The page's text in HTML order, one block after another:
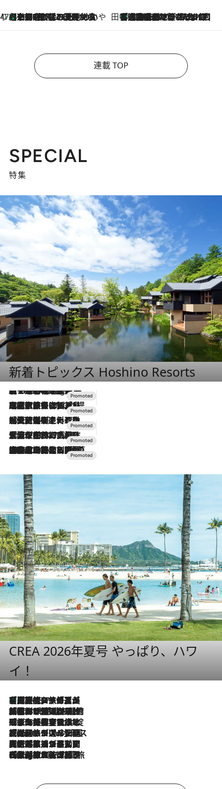
47都道府県の手みやげ ひんやりスイーツで夏を満喫
2026.8.7
【京都府】この夏絶対食べたい 冷やしておいしいおやつ3選 ひと口目から心を掴む新緑のテリーヌ 田中稲の勝手に再ブーム
2026.8.7
「湘南乃風に憧れて」観客大盛上がりの“タオル回し”に、ラッパー顔負けの高速歌唱まで…さだまさし（74）のアグレッシブすぎる現在地
連載 TOP
SPECIAL
特集
新着トピックス Hoshino Resorts
10 Hours Ago
【トンボの足水浴】ヒノキの香りに包まれて涼感マックス！約13℃の湧水かけ流しを避暑地「星野温泉 トンボの湯」で体験
2026.7.31
【ホテル帰省】という選択肢をOMOが提案。家族とほどよい距離を保つには「昼は実家、夜は気兼ねなくホテルで！」
2026.7.24
【夏限定ディナーコース】旬を迎える稚鮎や花ズッキーニなどをイタリア・トスカーナの郷土料理の手法で満喫！
2026.7.17
「土佐和ハーブかき氷」がOMO7高知に登場！生姜、山椒、大葉など目にも舌にも涼を呼ぶ郷土の味
2026.7.10
NEW OPEN！【界 草津】名湯の地に誕生。趣の異なる2種の温泉と上州ならではの会席・蕎麦割烹など美食を味わう究極の癒やし旅
CREA 2026年夏号 やっぱり、ハワ
イ！
2026.8.7
【厳選旅コスメ】「多機能アイテムがメイン！」旅好き美容エディターが選んだ夏旅ベストコスメを発表【Mサイズジップ】
2026.8.6
「荷物が増えるほど旅ストレスは増す」美容ジャーナリストがたどり着いた最終結論。“化粧品を劇的に減らす”感動の凝縮美容とは
2026.8.6
「旅先には金髪ウィッグを持参」日本と同じメイクでは損してる!? 美容ジャーナリストが提案する“掟破りの旅美容”とは
2026.8.6
【厳選旅コスメ】「身軽さ＆UV対策重視！」ヘアアーティストshucoが選んだ夏旅ベストコスメを発表【Mサイズジップ】
2026.8.5
【厳選旅コスメ】国内をあちこち移動する河井菜摘が選んだ夏旅ベストコスメ発表！「リラックスアイテムはマスト」【Mサイズジップ】
2026.8.4
【厳選旅コスメ】「紫外線＆乾燥対策しながらメイク感も！」ヘア＆メイクGeorgeが選んだ夏旅ベストコスメを発表！【Mサイズジップ】